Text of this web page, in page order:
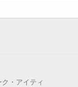
・アイティ